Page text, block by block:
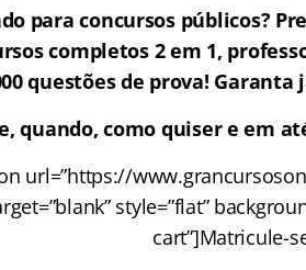
para concursos públicos?
completos 2 em 1,
questões de prova! Garanta
quando, como quiser e em
url=”https://
style=”flat”
cart”]Matricule-